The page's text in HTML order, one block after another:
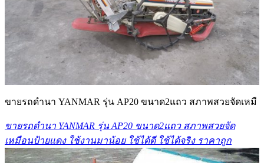
ขายรถดำนา YANMAR รุ่น AP20 ขนาด2แถว สภาพสวยจัดเหมื
ขายรถดำนา YANMAR รุ่น AP20 ขนาด2แถว สภาพสวยจัด
เหมือนป้ายแดง ใช้งานมาน้อย ใช้ได้ดี ใช้ได้จริง ราคาถูก